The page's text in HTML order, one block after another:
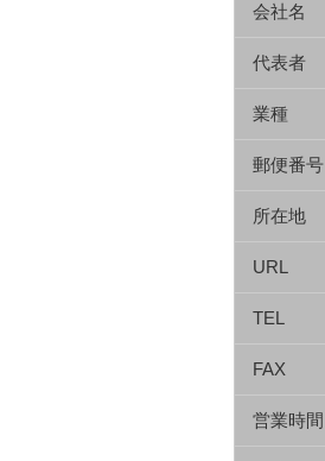
会社名
代表者
業種
郵便番号
所在地
URL
TEL
FAX
営業時間